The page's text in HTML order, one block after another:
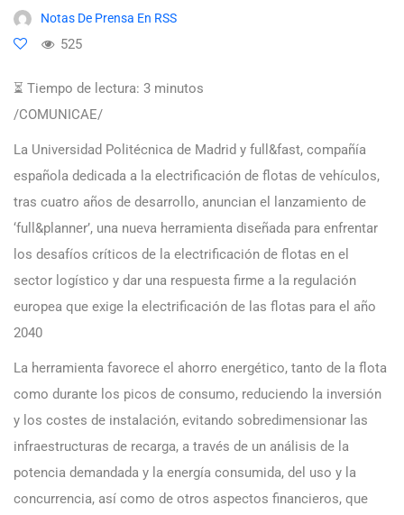
Notas De Prensa En RSS
525
⏳ Tiempo de lectura: 3 minutos
/COMUNICAE/
La Universidad Politécnica de Madrid y full&fast, compañía
española dedicada a la electrificación de flotas de vehículos,
tras cuatro años de desarrollo, anuncian el lanzamiento de
‘full&planner’, una nueva herramienta diseñada para enfrentar
los desafíos críticos de la electrificación de flotas en el
sector logístico y dar una respuesta firme a la regulación
europea que exige la electrificación de las flotas para el año
2040
La herramienta favorece el ahorro energético, tanto de la flota
como durante los picos de consumo, reduciendo la inversión
y los costes de instalación, evitando sobredimensionar las
infraestructuras de recarga, a través de un análisis de la
potencia demandada y la energía consumida, del uso y la
concurrencia, así como de otros aspectos financieros, que